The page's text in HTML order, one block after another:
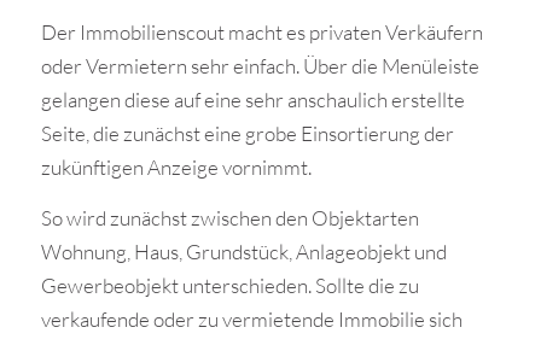
Der Immobilienscout macht es privaten Verkäufern
oder Vermietern sehr einfach. Über die Menüleiste
gelangen diese auf eine sehr anschaulich erstellte
Seite, die zunächst eine grobe Einsortierung der
zukünftigen Anzeige vornimmt.
So wird zunächst zwischen den Objektarten
Wohnung, Haus, Grundstück, Anlageobjekt und
Gewerbeobjekt unterschieden. Sollte die zu
verkaufende oder zu vermietende Immobilie sich